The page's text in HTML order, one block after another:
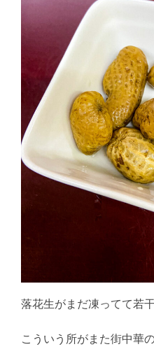
落花生がまだ凍ってて若
こういう所がまた街中華